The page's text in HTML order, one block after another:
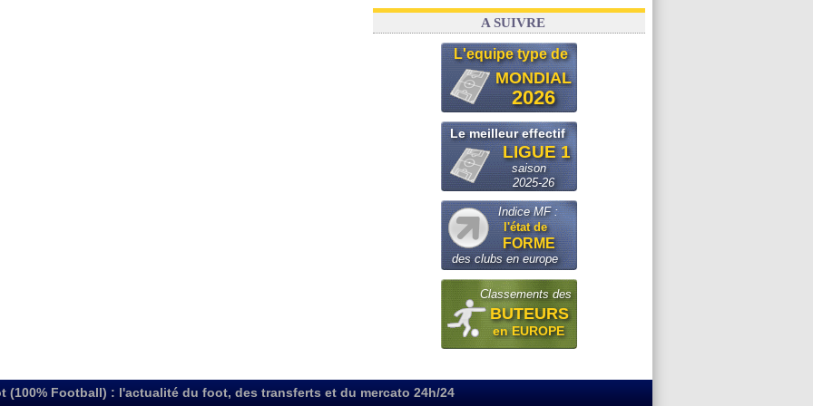
A SUIVRE
L'equipe type de
MONDIAL
2026
Le meilleur effectif
LIGUE 1
saison
2025-26
Indice MF :
l'état de
FORME
des clubs en europe
Classements des
BUTEURS
en EUROPE
(100% Football) : l'actualité du foot, des transferts et du mercato 24h/24